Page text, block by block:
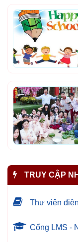
TRUY CẬP
Thư viện
Cổng LMS -